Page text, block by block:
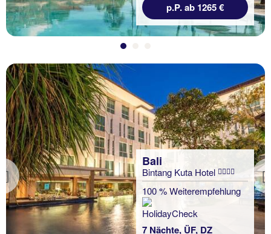
p.P. ab 1265 €
Previous
Bali
Bintang Kuta Hotel
100 % Weiterempfehlung
7 Nächte, ÜF, DZ